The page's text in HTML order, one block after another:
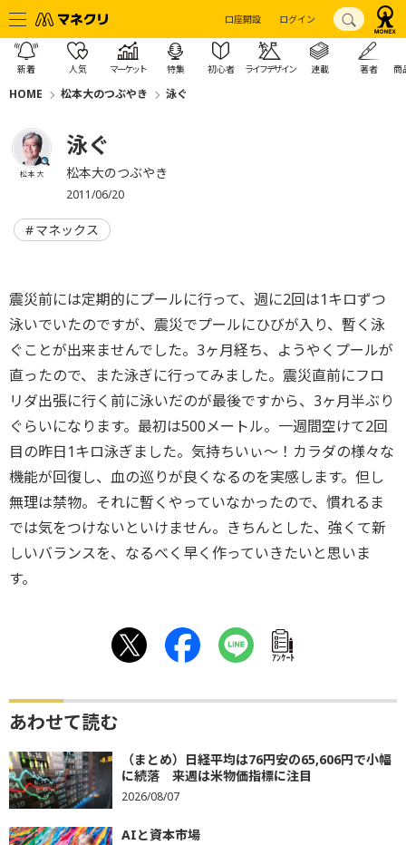
口座開設 ログイン
新着 人気 マーケット 特集 初心者 ライフデザイン 連載 著者 商
HOME 松本大のつぶやき 泳ぐ
松本 大
泳ぐ
松本大のつぶやき
2011/06/20
マネックス
震災前には定期的にプールに行って、週に2回は1キロずつ
泳いでいたのですが、震災でプールにひびが入り、暫く泳
ぐことが出来ませんでした。3ヶ月経ち、ようやくプールが
直ったので、また泳ぎに行ってみました。震災直前にフロ
リダ出張に行く前に泳いだのが最後ですから、3ヶ月半ぶり
ぐらいになります。最初は500メートル。一週間空けて2回
目の昨日1キロ泳ぎました。気持ちいぃ～！カラダの様々な
機能が回復し、血の巡りが良くなるのを実感します。但し
無理は禁物。それに暫くやっていなかったので、慣れるま
では気をつけないといけません。きちんとした、強くて新
しいバランスを、なるべく早く作っていきたいと思いま
す。
ｱﾝｹｰﾄ
あわせて読む
（まとめ）日経平均は76円安の65,606円で小幅
に続落 来週は米物価指標に注目
2026/08/07
AIと資本市場